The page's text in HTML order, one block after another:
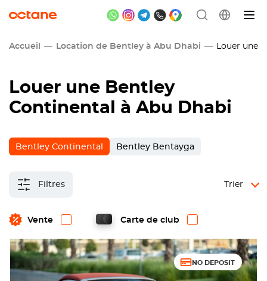
Accueil Location de Bentley à Abu Dhabi Louer une
Louer une Bentley
Continental à Abu Dhabi
Bentley Continental Bentley Bentayga
Filtres
Vente Carte de club
Trier
NO DEPOSIT